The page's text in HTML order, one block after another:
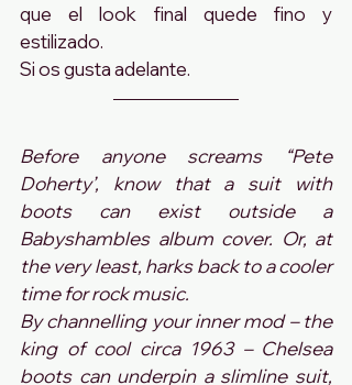
que el look final quede fino y
estilizado.
Si os gusta adelante.
Before anyone screams “Pete
Doherty’, know that a suit with
boots can exist outside a
Babyshambles album cover. Or, at
the very least, harks back to a cooler
time for rock music.
By channelling your inner mod – the
king of cool circa 1963 – Chelsea
boots can underpin a slimline suit,